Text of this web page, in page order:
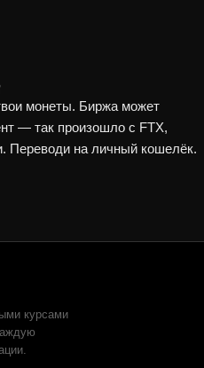
монеты. Биржа может
— так произошло с FTX,
Переводи на личный кошелёк.
курсами